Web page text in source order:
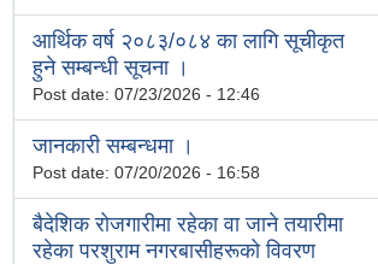
आर्थिक वर्ष २०८३/०८४ का लागि सूचीकृत
हुने सम्बन्धी सूचना ।
Post date: 07/23/2026 - 12:46
जानकारी सम्बन्धमा ।
Post date: 07/20/2026 - 16:58
बैदेशिक रोजगारीमा रहेका वा जाने तयारीमा
रहेका परशुराम नगरबासीहरूको विवरण